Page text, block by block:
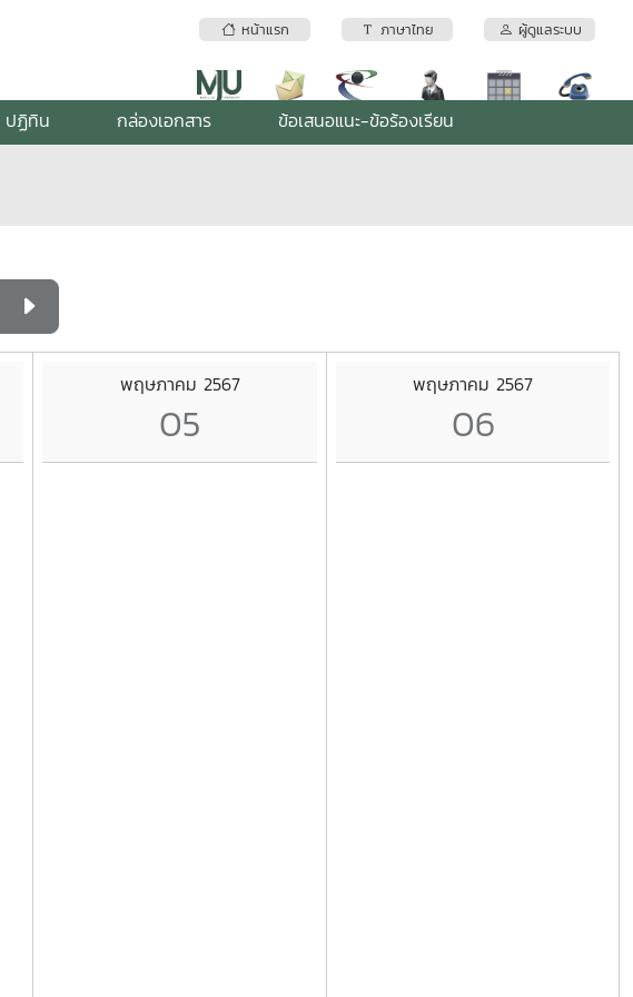
หน้าแรก ภาษาไทย ผู้ดูแลระบบ
ปฏิทิน กล่องเอกสาร ข้อเสนอแนะ-ข้อร้องเรียน
พฤษภาคม 2567
05
พฤษภาคม 2567
06